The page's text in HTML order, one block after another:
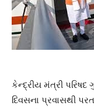
કેન્દ્રીય મંત્રી પરિષદ
દિવસના પ્રવાસથી